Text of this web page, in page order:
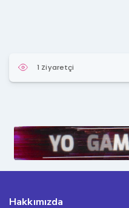
1 Ziyaretçi
Hakkımızda